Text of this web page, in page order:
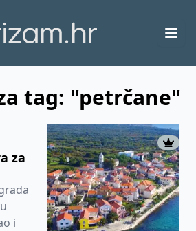
tag: "petrčane"
za
i